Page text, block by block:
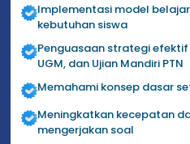
Implementasi model
kebutuhan siswa
Penguasaan strategi efektif
UGM, dan Ujian Mandiri PTN
Memahami konsep dasar
Meningkatkan kecepatan
mengerjakan soal